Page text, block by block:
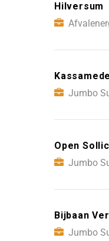
Hilversum
Jumbo
Open
Jumbo
Bijbaan
Jumbo